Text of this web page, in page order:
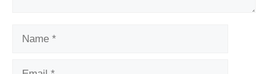
Name
Email